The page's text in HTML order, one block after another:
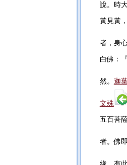
說。時
黃見黃
者，身
白佛：
然。 迦
文殊
五百菩
者。佛